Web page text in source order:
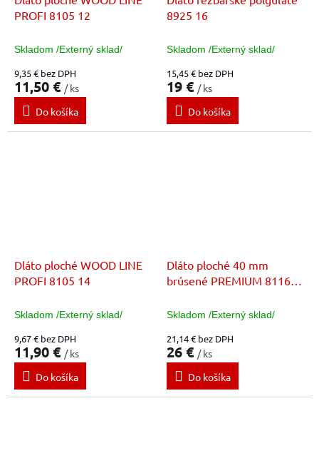
PROFI 8105 12
Skladom /Externý sklad/
9,35 € bez DPH
11,50 € / ks
Do košíka
8925 16
Skladom /Externý sklad/
15,45 € bez DPH
19 € / ks
Do košíka
Dláto ploché WOOD LINE
PROFI 8105 14
Skladom /Externý sklad/
9,67 € bez DPH
11,90 € / ks
Do košíka
Dláto ploché 40 mm
brúsené PREMIUM 8116
Skladom /Externý sklad/
21,14 € bez DPH
26 € / ks
Do košíka